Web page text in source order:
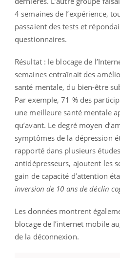
4 semaines de l’expérience,
passaient des tests et
questionnaires.
Résultat : le blocage de
semaines entraînait des
santé mentale, du bien-être
Par exemple, 71 % des
une meilleure santé mentale
qu’avant. Le degré moyen
symptômes de la dépression
rapporté dans plusieurs
antidépresseurs, ajoutent les
gain de capacité d’attention
inversion de 10 ans de déclin
Les données montrent
blocage de l’internet mobile
de la déconnexion.